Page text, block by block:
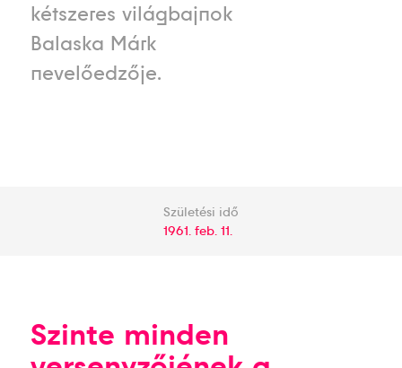
kétszeres világbajnok
Balaska Márk
nevelőedzője.
Születési idő
1961. feb. 11.
Szinte minden